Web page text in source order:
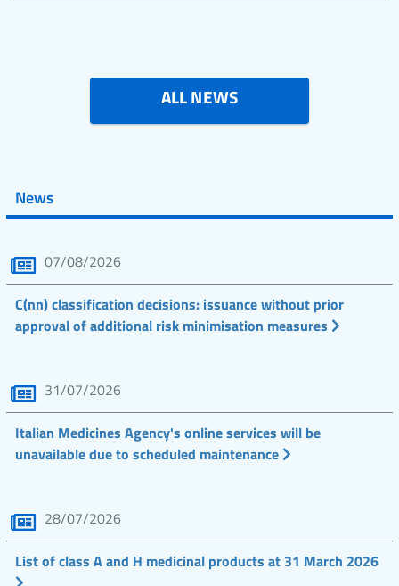
ALL NEWS
News
07/08/2026
C(nn) classification decisions: issuance without prior
approval of additional risk minimisation measures
31/07/2026
Italian Medicines Agency's online services will be
unavailable due to scheduled maintenance
28/07/2026
List of class A and H medicinal products at 31 March 2026